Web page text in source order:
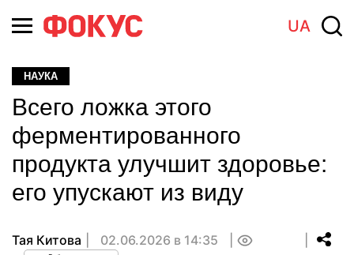
UA
НАУКА
Всего ложка этого
ферментированного
продукта улучшит здоровье:
его упускают из виду
Тая Китова 02.06.2026 в 14:35